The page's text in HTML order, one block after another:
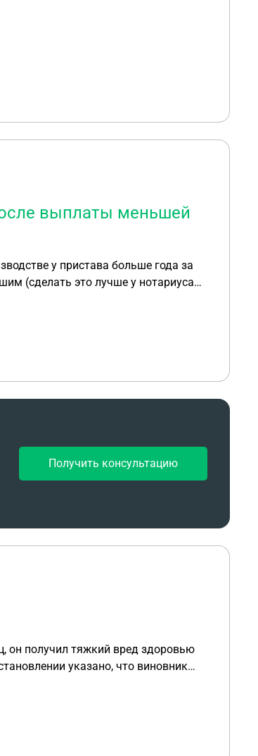
выплаты меньшей
у пристава больше года за
(сделать это лучше у нотариуса
закрыть дело у пристава после
Получить консультацию
он получил тяжкий вред здоровью
указано, что виновник
мне отказывают в